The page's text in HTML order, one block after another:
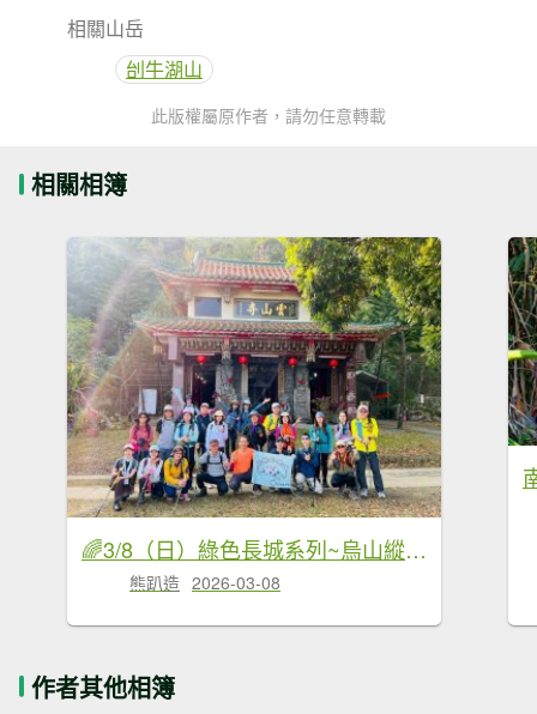
相關山岳
刣牛湖山
此版權屬原作者，請勿任意轉載
相關相簿
🌈3/8（日）綠色長城系列~烏山縱走✨FB：熊熊趴爬走🌈
熊趴造 2026-03-08
作者其他相簿